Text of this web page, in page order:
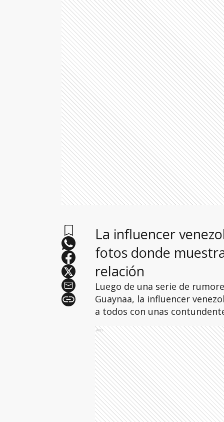
La influencer
fotos donde
relación
Luego de una serie de
Guaynaa, la influencer
a todos con unas
Ads